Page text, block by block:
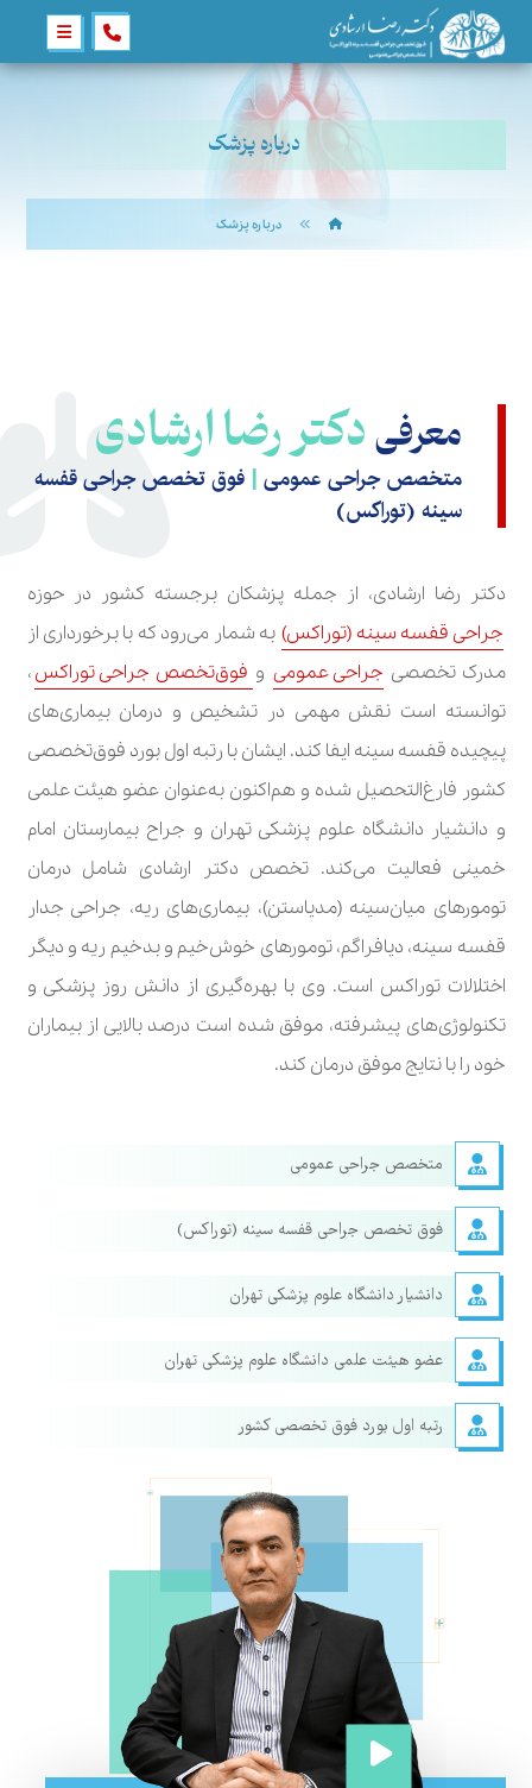
درباره پزشک
درباره پزشک
معرفیدکتر رضا ارشادی
متخصص جراحی عمومی | فوق تخصص جراحی قفسه
سینه (توراکس)
دکتر رضا ارشادی، از جمله پزشکان برجسته کشور در حوزه
جراحی قفسه سینه (توراکس) به شمار می‌رود که با برخورداری از
مدرک تخصصی جراحی عمومی و فوق‌تخصص جراحی توراکس،
توانسته است نقش مهمی در تشخیص و درمان بیماری‌های
پیچیده قفسه سینه ایفا کند. ایشان با رتبه اول بورد فوق‌تخصصی
کشور فارغ‌التحصیل شده و هم‌اکنون به‌عنوان عضو هیئت علمی
و دانشیار دانشگاه علوم پزشکی تهران و جراح بیمارستان امام
خمینی فعالیت می‌کند. تخصص دکتر ارشادی شامل درمان
تومورهای میان‌سینه (مدیاستن)، بیماری‌های ریه، جراحی جدار
قفسه سینه، دیافراگم، تومورهای خوش‌خیم و بدخیم ریه و دیگر
اختلالات توراکس است. وی با بهره‌گیری از دانش روز پزشکی و
تکنولوژی‌های پیشرفته، موفق شده است درصد بالایی از بیماران
خود را با نتایج موفق درمان کند.
متخصص جراحی عمومی
فوق تخصص جراحی قفسه سینه (توراکس)
دانشیار دانشگاه علوم پزشکی تهران
عضو هیئت علمی دانشگاه علوم پزشکی تهران
رتبه اول بورد فوق تخصصی کشور